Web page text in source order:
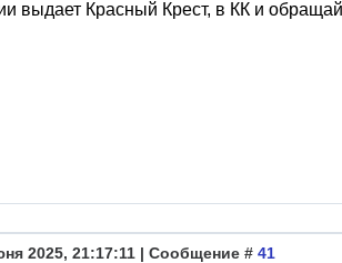
выдает Красный Крест, в КК и
2025, 21:17:11 | Сообщение # 41